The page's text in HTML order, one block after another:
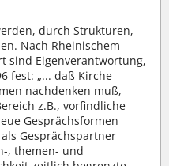
durch Strukturen,
Nach Rheinischem
sind Eigenverantwortung,
fest: „... daß Kirche
nachdenken muß,
z.B., vorfindliche
Gesprächsformen
Gesprächspartner
, themen- und